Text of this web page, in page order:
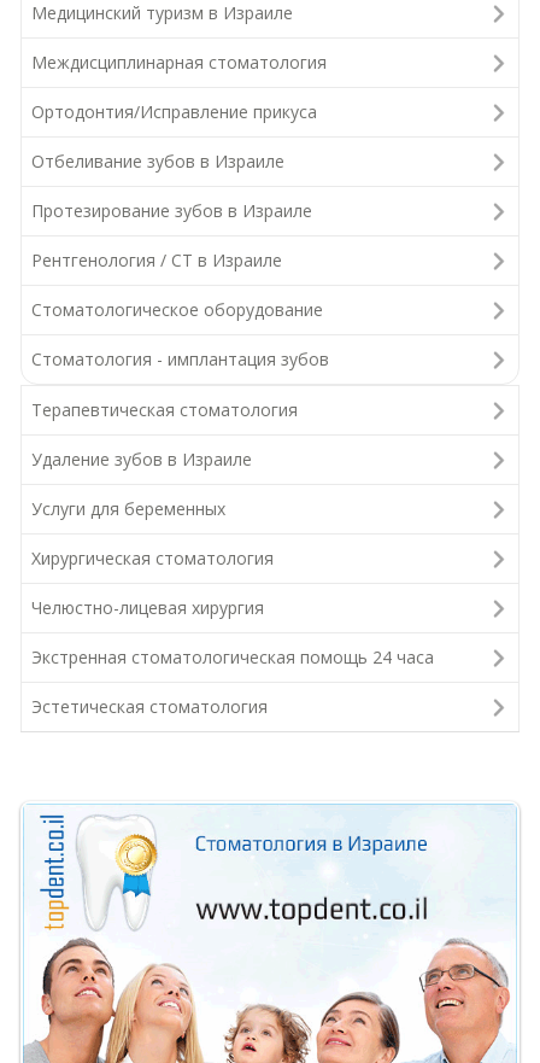
Медицинский туризм в Израиле
Междисциплинарная стоматология
Ортодонтия/Исправление прикуса
Отбеливание зубов в Израиле
Протезирование зубов в Израиле
Рентгенология / СТ в Израиле
Стоматологическое оборудование
Стоматология - имплантация зубов
Терапевтическая стоматология
Удаление зубов в Израиле
Услуги для беременных
Хирургическая стоматология
Челюстно-лицевая хирургия
Экстренная стоматологическая помощь 24 часа
Эстетическая стоматология